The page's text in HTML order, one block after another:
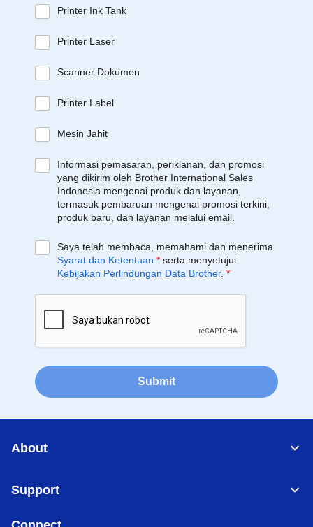
Printer Ink Tank
Printer Laser
Scanner Dokumen
Printer Label
Mesin Jahit
Informasi pemasaran, periklanan, dan promosi
yang dikirim oleh Brother International Sales
Indonesia mengenai produk dan layanan,
termasuk pembaruan mengenai promosi terkini,
produk baru, dan layanan melalui email.
Saya telah membaca, memahami dan menerima
Syarat dan Ketentuan * serta menyetujui
Kebijakan Perlindungan Data Brother. *
Submit
About
Support